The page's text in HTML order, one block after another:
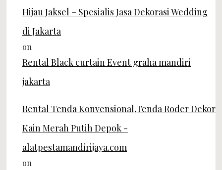
Hijau Jaksel – Spesialis Jasa Dekorasi Wedding
di Jakarta
on
Rental Black curtain Event graha mandiri
jakarta
Rental Tenda Konvensional,Tenda Roder Dekor
Kain Merah Putih Depok -
alatpestamandirijaya.com
on